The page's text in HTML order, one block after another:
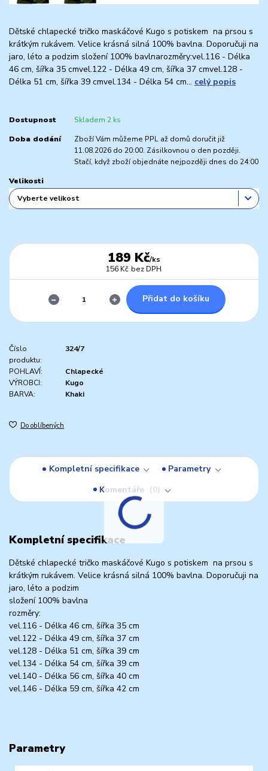
Dětské chlapecké tričko maskáčové Kugo s potiskem na prsou s
krátkým rukávem. Velice krásná silná 100% bavlna. Doporučuji na
jaro, léto a podzim složení 100% bavlnarozměry:vel.116 - Délka
46 cm, šířka 35 cmvel.122 - Délka 49 cm, šířka 37 cmvel.128 -
Délka 51 cm, šířka 39 cmvel.134 - Délka 54 cm... celý popis
Dostupnost Skladem 2 ks
Doba dodání
Zboží Vám můžeme PPL až domů doručit již
11.08.2026 do 20:00. Zásilkovnou o den později.
Stačí, když zboží objednáte nejpozději dnes do 24:00
Velikosti
189 Kč/ks
156 Kč bez DPH
Přidat do košíku
Číslo
produktu:
324/7
POHLAVÍ:
Chlapecké
VÝROBCI:
Kugo
BARVA:
Khaki
Do oblíbených
Kompletní specifikace
Parametry
Komentáře
0
Kompletní specifikace
Dětské chlapecké tričko maskáčové Kugo s potiskem na prsou s
krátkým rukávem. Velice krásná silná 100% bavlna. Doporučuji na
jaro, léto a podzim
složení 100% bavlna
rozměry:
vel.116 - Délka 46 cm, šířka 35 cm
vel.122 - Délka 49 cm, šířka 37 cm
vel.128 - Délka 51 cm, šířka 39 cm
vel.134 - Délka 54 cm, šířka 39 cm
vel.140 - Délka 56 cm, šířka 40 cm
vel.146 - Délka 59 cm, šířka 42 cm
Parametry